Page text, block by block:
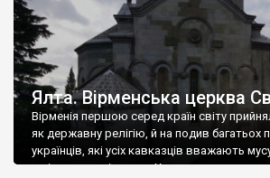
Ялта. Вірменська церква
Вірменія першою серед країн світу
як державну релігію, й на подив багатьох
українців, які усіх кавказців вважають
є відданими вірянами Христа